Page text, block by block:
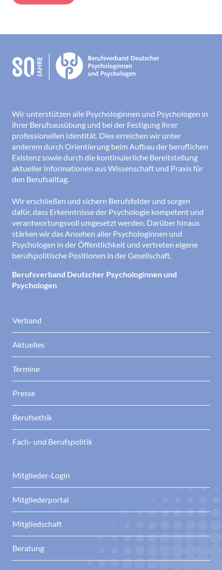
Wir unterstützen alle Psychologinnen und Psychologen in
ihrer Berufsausübung und bei der Festigung ihrer
professionellen Identität. Dies erreichen wir unter
anderem durch Orientierung beim Aufbau der beruflichen
Existenz sowie durch die kontinuierliche Bereitstellung
aktueller Informationen aus Wissenschaft und Praxis für
den Berufsalltag.
Wir erschließen und sichern Berufsfelder und sorgen
dafür, dass Erkenntnisse der Psychologie kompetent und
verantwortungsvoll umgesetzt werden. Darüber hinaus
stärken wir das Ansehen aller Psychologinnen und
Psychologen in der Öffentlichkeit und vertreten eigene
berufspolitische Positionen in der Gesellschaft.
Berufsverband Deutscher Psychologinnen und
Psychologen
Verband
Aktuelles
Termine
Presse
Berufsethik
Fach- und Berufspolitik
Mitglieder-Login
Mitgliederportal
Mitgliedschaft
Beratung